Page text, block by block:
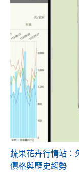
蔬果花卉行情站：
價格與歷史趨勢